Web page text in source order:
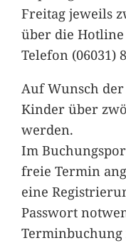
Freitag jeweils
über die Hotline
Telefon (06031)
Auf Wunsch
Kinder über
werden.
Im
freie Termin
eine
Passwort